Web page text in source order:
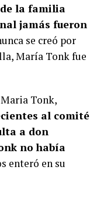
la familia
jamás fueron
se creó por
María Tonk fue
Tonk,
al comité
a don
no había
enteró en su